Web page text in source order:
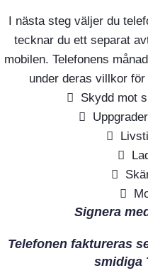
I nästa steg väljer du
tecknar du ett separat
mobilen. Telefonens
under deras villkor
Skydd mot
Signera
Telefonen faktureras
smidiga